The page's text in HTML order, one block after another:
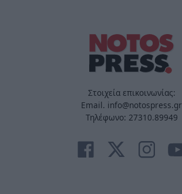
Στοιχεία επικοινωνίας:
Email. info@notospress.gr
Τηλέφωνο: 27310.89949